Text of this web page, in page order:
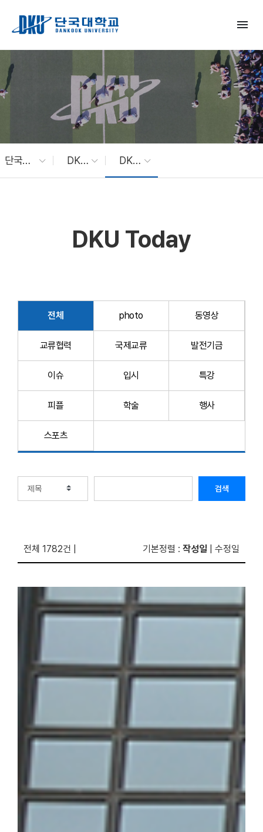
menu
단국대 소식 DKU News DKU Today
DKU Today
전체 photo 동영상
교류협력 국제교류 발전기금
이슈 입시 특강
피플 학술 행사
스포츠
검색
전체 1782건 기본정렬 : 작성일 수정일